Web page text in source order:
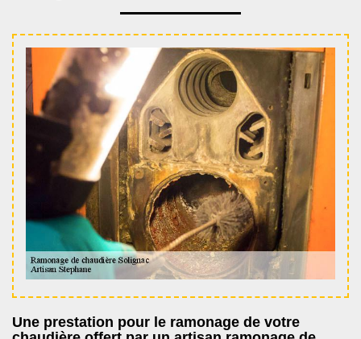
Une prestation pour le ramonage de votre